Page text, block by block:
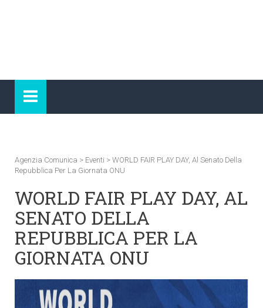
Agenzia Comunica > Eventi > WORLD FAIR PLAY DAY, Al Senato Della
Repubblica Per La Giornata ONU
WORLD FAIR PLAY DAY, AL
SENATO DELLA
REPUBBLICA PER LA
GIORNATA ONU